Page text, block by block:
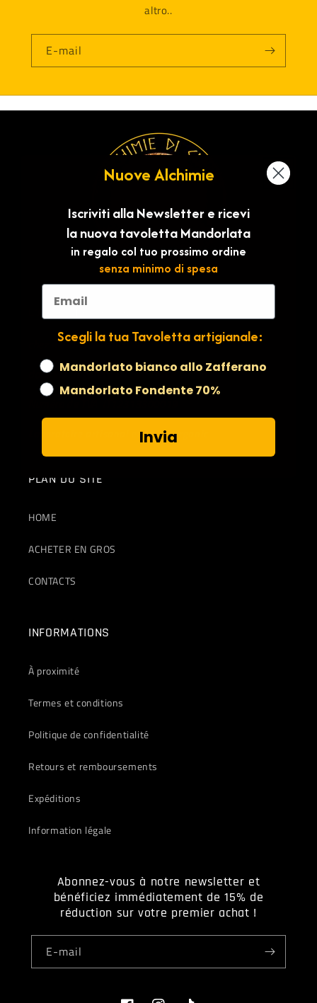
altro..
E-mail
L'ALCHIMIE DE CIRCÉ
chez Alexander Tombolillo
dans via Ungaretti 81 San Felice Circeo
Laboratoire artisanal et ferme organic
PLAN DU SITE
HOME
ACHETER EN GROS
CONTACTS
INFORMATIONS
À proximité
Termes et conditions
Politique de confidentialité
Retours et remboursements
Expéditions
Information légale
Abonnez-vous à notre newsletter et
bénéficiez immédiatement de 15% de
réduction sur votre premier achat !
E-mail
Nuove Alchimie
Iscriviti alla Newsletter e ricevi
la nuova tavoletta Mandorlata
in regalo col tuo prossimo ordine
senza minimo di spesa
Scegli la tua Tavoletta artigianale:
Scegli la tavoletta
Mandorlato bianco allo Zafferano
Mandorlato Fondente 70%
Invia